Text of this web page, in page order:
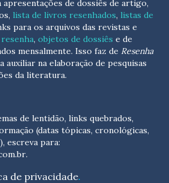
de dossiês de artigo,
lista de livros resenhados, listas de
para os arquivos das revistas e
, objetos de dossiês e de
mensalmente. Isso faz de Resenha
auxiliar na elaboração de pesquisas
da literatura.
de lentidão, links quebrados,
(datas tópicas, cronológicas,
.
de privacidade.